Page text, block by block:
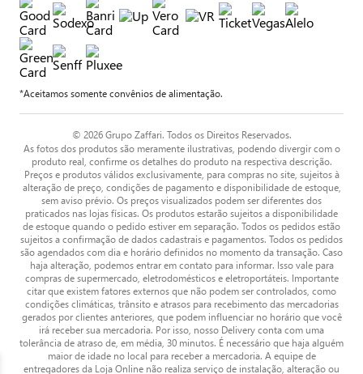
*Aceitamos somente convênios de alimentação.
© 2026 Grupo Zaffari. Todos os Direitos Reservados.
As fotos dos produtos são meramente ilustrativas, podendo divergir com o
produto real, confirme os detalhes do produto na respectiva descrição.
Preços e produtos válidos exclusivamente, para compras no site, sujeitos à
alteração de preço, condições de pagamento e disponibilidade de estoque,
sem aviso prévio. Os preços visualizados podem ser diferentes dos
praticados nas lojas físicas. Os produtos estarão sujeitos a disponibilidade
de estoque quando o pedido estiver em separação. Todos os pedidos estão
sujeitos a confirmação de dados cadastrais e pagamentos. Todos os pedidos
são agendados com dia e horário definidos no momento da transação. Caso
haja alteração, podemos entrar em contato para informar. Isso vale para
compras de supermercado, eletrodomésticos e eletroportáteis. Importante
citar que existem fatores externos que não podem ser controlados, como
condições climáticas, trânsito e atrasos para recebimento das mercadorias
gerados por clientes anteriores, que podem influenciar no horário que você
irá receber sua mercadoria. Por isso, nosso Delivery conta com uma
tolerância de atraso de, em média, 30 minutos. É necessário que haja alguém
maior de idade no local para receber a mercadoria. A equipe de
entregadores da Loja Online não realiza serviço de instalação, alteração ou